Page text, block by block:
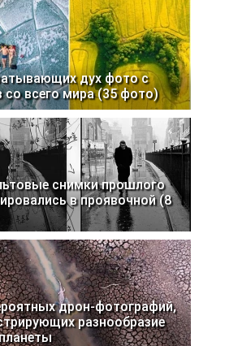
дух фото с
со всего мира (35 фото)
снимки прошлого
в проявочной (8
дрон-фотографий,
разнообразие